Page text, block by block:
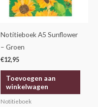
Notitieboek A5 Sunflower
– Groen
€12,95
Toevoegen aan
winkelwagen
Notitieboek